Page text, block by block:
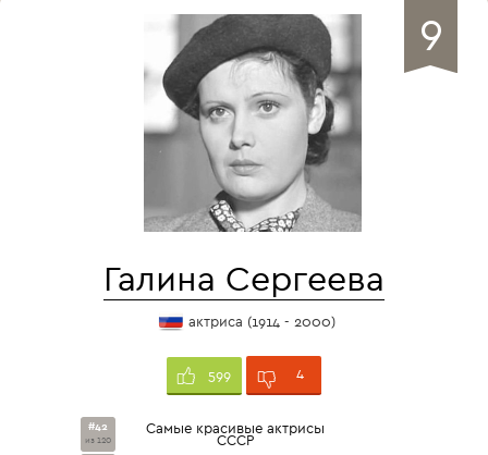
9
Галина Сергеева
актриса (1914 - 2000)
599 4
#42
из 120
Самые красивые актрисы
СССР